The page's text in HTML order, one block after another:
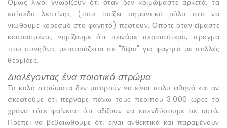
επίπεδα λεπτίνης (που παίζει σημαντικό ρόλο στο να
νιώθουμε κορεσμό στο φαγητό) πέφτουν. Οπότε όταν είμαστε
κουρασμένοι, νομίζουμε ότι πεινάμε περισσότερο, πράγμα
που συνήθως μεταφράζεται σε "δίψα" για φαγητά με πολλές
θερμίδες.
Διαλέγοντας ένα ποιοτικό στρώμα
Τα καλά στρώματα δεν μπορούν να είναι πολυ φθηνά και αν
σκεφτούμε ότι περνάμε πάνω τους περίπου 3.000 ώρες το
χρόνο τότε φαίνεται ότι αξίζουν να επενδύσουμε σε αυτά.
Πρέπει να βεβαιωθούμε ότι είναι ανθεκτικά και παραμένουν